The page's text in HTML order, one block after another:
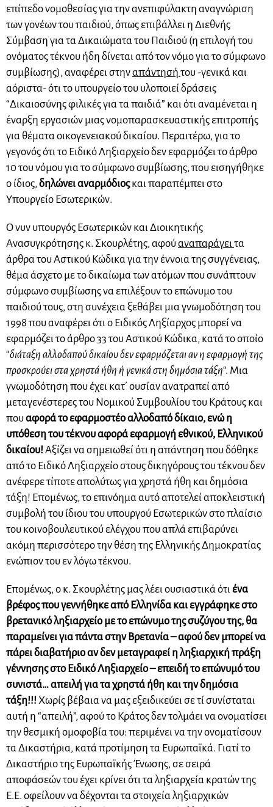
επίπεδο νομοθεσίας για την ανεπιφύλακτη αναγνώριση
των γονέων του παιδιού, όπως επιβάλλει η Διεθνής
Σύμβαση για τα Δικαιώματα του Παιδιού (η επιλογή του
ονόματος τέκνου ήδη δίνεται από τον νόμο για το σύμφωνο
συμβίωσης), αναφέρει στηναπάντησή του -γενικά και
αόριστα- ότι το υπουργείο του υλοποιεί δράσεις
“Δικαιοσύνης φιλικές για τα παιδιά” και ότι αναμένεται η
έναρξη εργασιών μιας νομοπαρασκευαστικής επιτροπής
για θέματα οικογενειακού δικαίου. Περαιτέρω, για το
γεγονός ότι το Ειδικό Ληξιαρχείο δεν εφαρμόζει το άρθρο
10 του νόμου για το σύμφωνο συμβίωσης, που εισηγήθηκε
ο ίδιος,δηλώνει αναρμόδιοςκαι παραπέμπει στο
Υπουργείο Εσωτερικών.
Ο νυν υπουργός Εσωτερικών και Διοικητικής
Ανασυγκρότησης κ. Σκουρλέτης, αφούαναπαράγει τα
άρθρα του Αστικού Κώδικα για την έννοια της συγγένειας,
θέμα άσχετο με το δικαίωμα των ατόμων που συνάπτουν
σύμφωνο συμβίωσης να επιλέξουν το επώνυμο του
παιδιού τους, στη συνέχεια ξεθάβει μια γνωμοδότηση του
1998 που αναφέρει ότι ο Ειδικός Ληξίαρχος μπορεί να
εφαρμόζει το άρθρο 33 του Αστικού Κώδικα, κατά το οποίο
“διάταξη αλλοδαπού δικαίου δεν εφαρμόζεται αν η εφαρμογή της
προσκρούει στα χρηστά ήθη ή γενικά στη δημόσια τάξη“. Μια
γνωμοδότηση που έχει κατ΄ ουσίαν ανατραπεί από
μεταγενέστερες του Νομικού Συμβουλίου του Κράτους και
πουαφορά το εφαρμοστέο αλλοδαπό δίκαιο, ενώ η
υπόθεση του τέκνου αφορά εφαρμογή εθνικού, Ελληνικού
δικαίου!Αξίζει να σημειωθεί ότι η απάντηση που δόθηκε
από το Ειδικό Ληξιαρχείο στους δικηγόρους του τέκνου δεν
ανέφερε τίποτε απολύτως για χρηστά ήθη και δημόσια
τάξη! Επομένως, το επινόημα αυτό αποτελεί αποκλειστική
συμβολή του ίδιου του υπουργού Εσωτερικών στο πλαίσιο
του κοινοβουλευτικού ελέγχου που απλά επιβαρύνει
ακόμη περισσότερο την θέση της Ελληνικής Δημοκρατίας
ενώπιον του εν λόγω τέκνου.
Επομένως, ο κ. Σκουρλέτης μας λέει ουσιαστικά ότι ένα
βρέφος που γεννήθηκε από Ελληνίδα και εγγράφηκε στο
βρετανικό ληξιαρχείο με το επώνυμο της συζύγου της, θα
παραμείνει για πάντα στην Βρετανία – αφού δεν μπορεί να
πάρει διαβατήριο αν δεν μεταγραφεί η ληξιαρχική πράξη
γέννησης στο Ειδικό Ληξιαρχείο – επειδή το επώνυμό του
συνιστά… απειλή για τα χρηστά ήθη και την δημόσια
τάξη!!!Χωρίς βέβαια να μας εξειδικεύει σε τί συνίσταται
αυτή η “απειλή”, αφού το Κράτος δεν τολμάει να ονοματίσει
την θεσμική ομοφοβία του: περιμένει να την ονοματίσουν
τα Δικαστήρια, κατά προτίμηση τα Ευρωπαϊκά. Γιατί το
Δικαστήριο της Ευρωπαϊκής Ένωσης, σε σειρά
αποφάσεών του έχει κρίνει ότι τα ληξιαρχεία κρατών της
Ε.Ε. οφείλουν να δέχονται τα στοιχεία ληξιαρχικών